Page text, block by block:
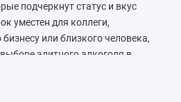
подчеркнут статус и вкус
уместен для коллеги,
или близкого человека,
элитного алкоголя в
на предпочтения человека: